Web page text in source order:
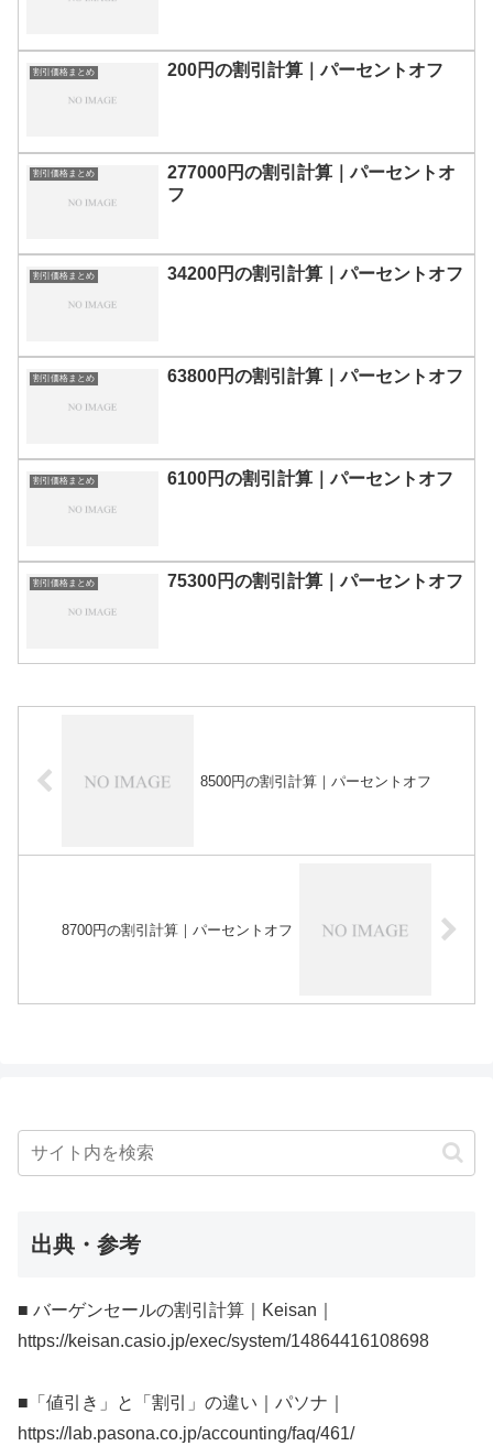
割引価格まとめ 200円の割引計算｜パーセントオフ
割引価格まとめ
277000円の割引計算｜パーセントオ
フ
割引価格まとめ 34200円の割引計算｜パーセントオフ
割引価格まとめ 63800円の割引計算｜パーセントオフ
割引価格まとめ 6100円の割引計算｜パーセントオフ
割引価格まとめ 75300円の割引計算｜パーセントオフ
8500円の割引計算｜パーセントオフ
8700円の割引計算｜パーセントオフ
出典・参考
■ バーゲンセールの割引計算｜Keisan｜
https://keisan.casio.jp/exec/system/14864416108698
■「値引き」と「割引」の違い｜パソナ｜
https://lab.pasona.co.jp/accounting/faq/461/